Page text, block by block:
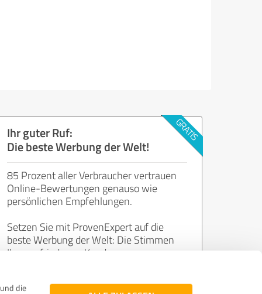
die
Ihr guter Ruf:
Die beste Werbung der Welt!
85 Prozent aller Verbraucher vertrauen
Online-Bewertungen genauso wie
persönlichen Empfehlungen.
Setzen Sie mit ProvenExpert auf die
beste Werbung der Welt: Die Stimmen
Ihrer zufriedenen Kunden.